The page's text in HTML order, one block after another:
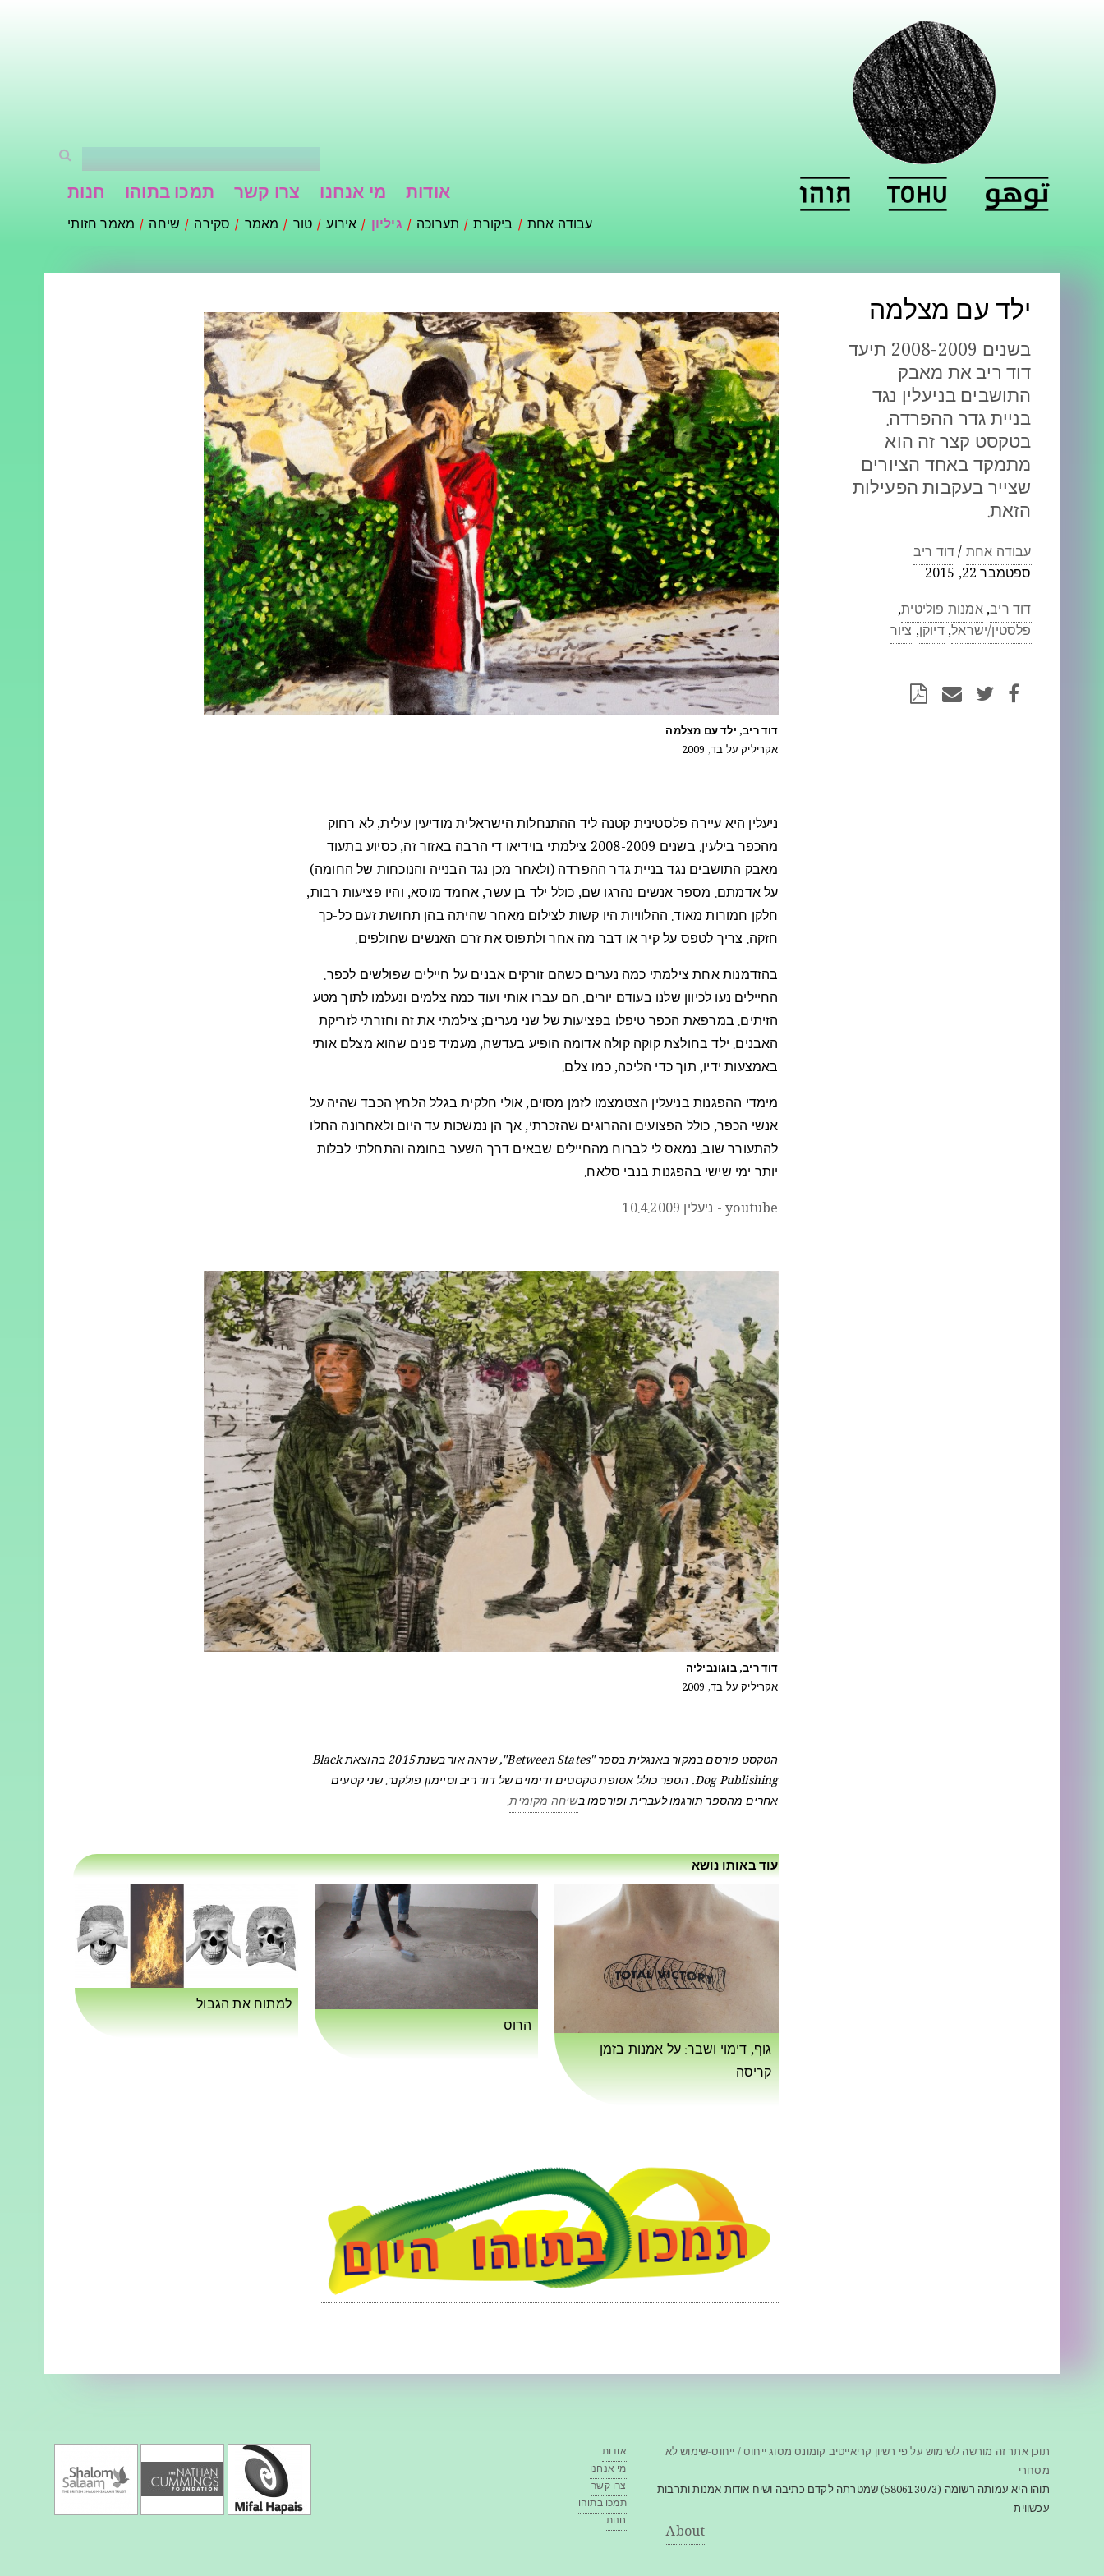
אודות מי אנחנו צרו קשר תמכו בתוהו חנות
מאמר חזותי שיחה סקירה מאמר טור אירוע גיליון תערוכה ביקורת עבודה אחת
ילד עם מצלמה
בשנים 2008-2009 תיעד
דוד ריב את מאבק
התושבים בניעלין נגד
בניית גדר ההפרדה.
בטקסט קצר זה הוא
מתמקד באחד הציורים
שצייר בעקבות הפעילות
הזאת.
עבודה אחת/דוד ריב
ספטמבר 22, 2015
דוד ריב,אמנות פוליטית,
פלסטין/ישראל,דיוקן, ציור
דוד ריב, ילד עם מצלמה
אקריליק על בד, 2009
ניעלין היא עיירה פלסטינית קטנה ליד ההתנחלות הישראלית מודיעין עילית, לא רחוק
מהכפר בילעין. בשנים 2008-2009 צילמתי בוידיאו די הרבה באזור זה, כסיוע בתעוד
מאבק התושבים נגד בניית גדר ההפרדה (ולאחר מכן נגד הבנייה והנוכחות של החומה)
על אדמתם. מספר אנשים נהרגו שם, כולל ילד בן עשר, אחמד מוסא, והיו פציעות רבות,
חלקן חמורות מאוד. ההלוויות היו קשות לצילום מאחר שהיתה בהן תחושת זעם כל-כך
חזקה. צריך לטפס על קיר או דבר מה אחר ולתפוס את זרם האנשים שחולפים.
בהזדמנות אחת צילמתי כמה נערים כשהם זורקים אבנים על חיילים שפולשים לכפר.
החיילים נעו לכיוון שלנו בעודם יורים. הם עברו אותי ועוד כמה צלמים ונעלמו לתוך מטע
הזיתים. במרפאת הכפר טיפלו בפציעות של שני נערים; צילמתי את זה וחזרתי לזריקת
האבנים. ילד בחולצת קוקה קולה אדומה הופיע בעדשה, מעמיד פנים שהוא מצלם אותי
באמצעות ידיו, תוך כדי הליכה, כמו צלם.
מימדי ההפגנות בניעלין הצטמצמו לזמן מסוים, אולי חלקית בגלל הלחץ הכבד שהיה על
אנשי הכפר, כולל הפצועים וההרוגים שהזכרתי, אך הן נמשכות עד היום ולאחרונה החלו
להתעורר שוב. נמאס לי לברוח מהחיילים שבאים דרך השער בחומה והתחלתי לבלות
יותר ימי שישי בהפגנות בנבי סלאח.
youtube - ניעלין 10.4.2009
דוד ריב, בוגונביליה
אקריליק על בד, 2009
הטקסט פורסם במקור באנגלית בספר "Between States", שראה אור בשנת 2015 בהוצאת Black
Dog Publishing. הספר כולל אסופת טקסטים ודימוים של דוד ריב וסיימון פולקנר. שני קטעים
אחרים מהספר תורגמו לעברית ופורסמו בשיחה מקומית.
עוד באותו נושא
גוף, דימוי ושבר: על אמנות בזמן
קריסה
הרוס
למתוח את הגבול
תוכן אתר זה מורשה לשימוש על פי רשיון קריאייטיב קומונס מסוג ייחוס / ייחוס-שימוש לא
מסחרי
תוהו היא עמותה רשומה (580613073) שמטרתה לקדם כתיבה ושיח אודות אמנות ותרבות
עכשווית
About
אודות
מי אנחנו
צרו קשר
תמכו בתוהו
חנות